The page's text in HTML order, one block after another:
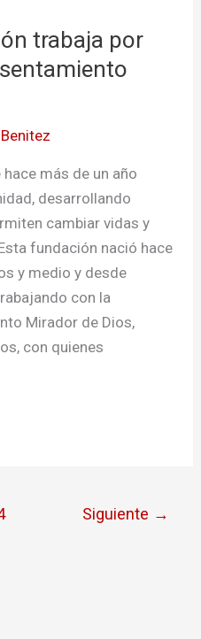
trabaja por
más de un año
desarrollando
cambiar vidas y
fundación nació hace
y medio y desde
con la
Mirador de Dios,
con quienes
Siguiente →